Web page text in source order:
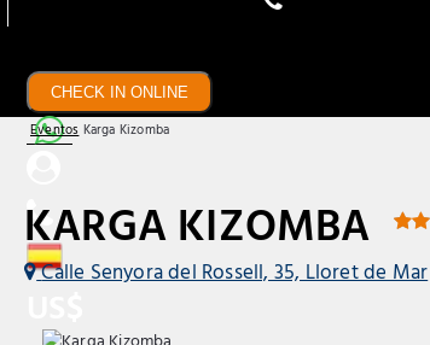
CHECK IN ONLINE
EventosKarga Kizomba
KARGA KIZOMBA
Calle Senyora del Rossell, 35, Lloret de Mar